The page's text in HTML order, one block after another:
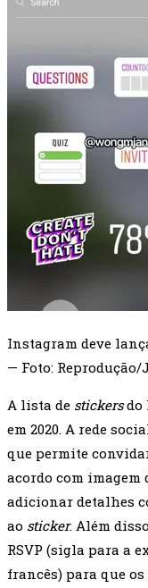
Instagram deve
— Foto:
A lista de stickersdo
em 2020. A rede
que permite
acordo com
adicionar detalhes
ao sticker. Além
RSVP (sigla para a
francês) para que